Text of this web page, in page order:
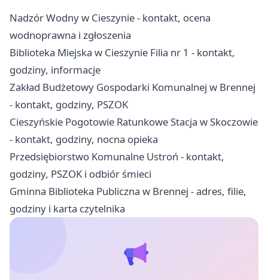
Nadzór Wodny w Cieszynie - kontakt, ocena
wodnoprawna i zgłoszenia
Biblioteka Miejska w Cieszynie Filia nr 1 - kontakt,
godziny, informacje
Zakład Budżetowy Gospodarki Komunalnej w Brennej
- kontakt, godziny, PSZOK
Cieszyńskie Pogotowie Ratunkowe Stacja w Skoczowie
- kontakt, godziny, nocna opieka
Przedsiębiorstwo Komunalne Ustroń - kontakt,
godziny, PSZOK i odbiór śmieci
Gminna Biblioteka Publiczna w Brennej - adres, filie,
godziny i karta czytelnika